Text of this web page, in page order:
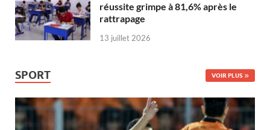
réussite grimpe à 81,6% après le
rattrapage
13 juillet 2026
SPORT VOIR PLUS